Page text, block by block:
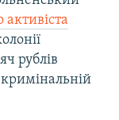
активіста
рублів